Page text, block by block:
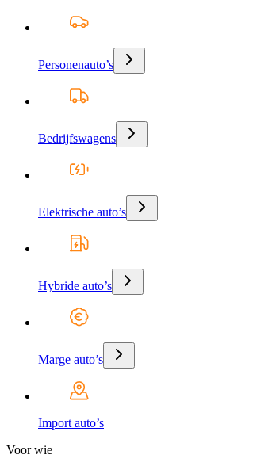
Personenauto’s
Bedrijfswagens
Elektrische auto’s
Hybride auto’s
Marge auto’s
Import auto’s
Voor wie